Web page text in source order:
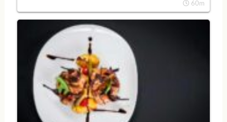
60m